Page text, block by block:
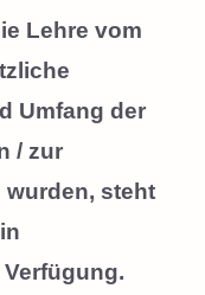
Lehre vom
Umfang der
/ zur
steht